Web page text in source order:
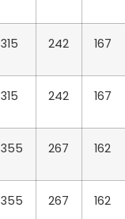
315 242 167
315 242 167
355 267 162
355 267 162